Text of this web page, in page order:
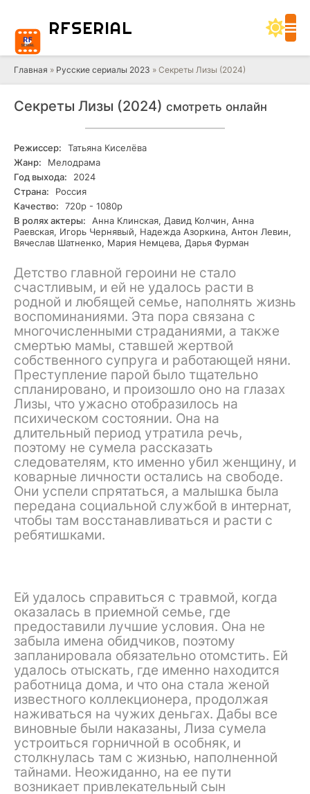
RFSERIAL
Главная » Русские сериалы 2023 » Секреты Лизы (2024)
Секреты Лизы (2024) смотреть онлайн
Режиссер:
Татьяна Киселёва
Жанр:
Мелодрама
Год выхода:
2024
Страна:
Россия
Качество:
720р - 1080р
В ролях актеры:
Анна Клинская, Давид Колчин, Анна
Раевская, Игорь Чернявый, Надежда Азоркина, Антон Левин,
Вячеслав Шатненко, Мария Немцева, Дарья Фурман
Детство главной героини не стало
счастливым, и ей не удалось расти в
родной и любящей семье, наполнять жизнь
воспоминаниями. Эта пора связана с
многочисленными страданиями, а также
смертью мамы, ставшей жертвой
собственного супруга и работающей няни.
Преступление парой было тщательно
спланировано, и произошло оно на глазах
Лизы, что ужасно отобразилось на
психическом состоянии. Она на
длительный период утратила речь,
поэтому не сумела рассказать
следователям, кто именно убил женщину, и
коварные личности остались на свободе.
Они успели спрятаться, а малышка была
передана социальной службой в интернат,
чтобы там восстанавливаться и расти с
ребятишками.
Ей удалось справиться с травмой, когда
оказалась в приемной семье, где
предоставили лучшие условия. Она не
забыла имена обидчиков, поэтому
запланировала обязательно отомстить. Ей
удалось отыскать, где именно находится
работница дома, и что она стала женой
известного коллекционера, продолжая
наживаться на чужих деньгах. Дабы все
виновные были наказаны, Лиза сумела
устроиться горничной в особняк, и
столкнулась там с жизнью, наполненной
тайнами. Неожиданно, на ее пути
возникает привлекательный сын